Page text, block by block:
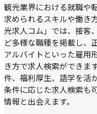
観光業界における就職や
求められるスキルや働き
光求人コム」では、接客
ど多様な職種を掲載し、
アルバイトといった雇用
き方で求人検索ができま
件、福利厚生、語学を活
条件に応じた求人検索も
情報と出会えます。